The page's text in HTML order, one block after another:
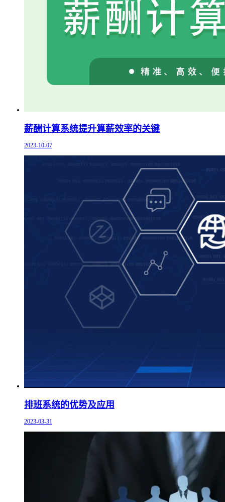
薪酬计算系统提升算薪效率的关键
2023-10-07
排班系统的优势及应用
2023-03-31